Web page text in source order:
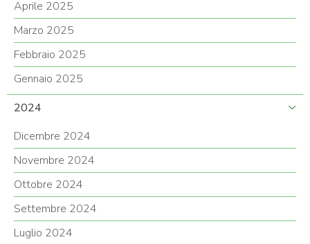
Aprile 2025
Marzo 2025
Febbraio 2025
Gennaio 2025
2024
Dicembre 2024
Novembre 2024
Ottobre 2024
Settembre 2024
Luglio 2024